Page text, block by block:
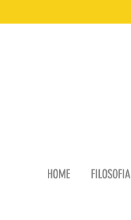
HOME FILOSOFIA